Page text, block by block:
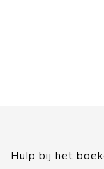
Hulp bij het